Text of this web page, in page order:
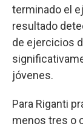
terminado el
resultado
de ejercicios
jóvenes.
Para Riganti
menos tres o